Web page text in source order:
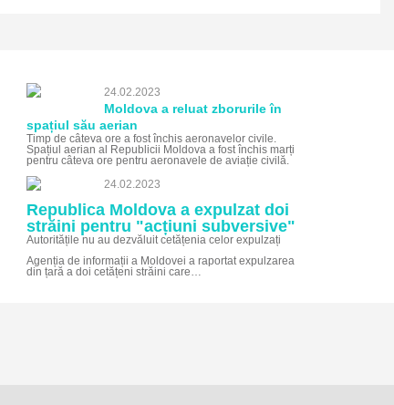
24.02.2023
Moldova a reluat zborurile în
spațiul său aerian
Timp de câteva ore a fost închis aeronavelor civile.
Spațiul aerian al Republicii Moldova a fost închis marți
pentru câteva ore pentru aeronavele de aviație civilă.
24.02.2023
Republica Moldova a expulzat doi
străini pentru "acțiuni subversive"
Autoritățile nu au dezvăluit cetățenia celor expulzați
Agenția de informații a Moldovei a raportat expulzarea
din țară a doi cetățeni străini care…